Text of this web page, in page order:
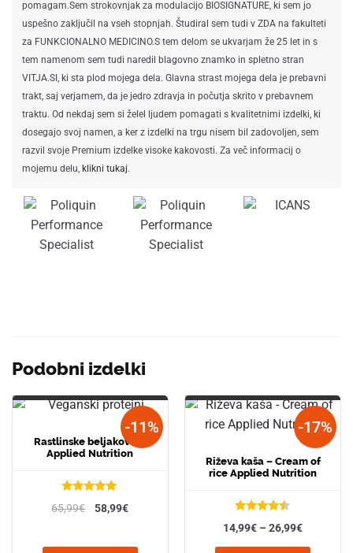
pomagam.Sem strokovnjak za modulacijo BIOSIGNATURE, ki sem jo
uspešno zaključil na vseh stopnjah. Študiral sem tudi v ZDA na fakulteti
za FUNKCIONALNO MEDICINO.S tem delom se ukvarjam že 25 let in s
tem namenom sem tudi naredil blagovno znamko in spletno stran
VITJA.SI, ki sta plod mojega dela. Glavna strast mojega dela je prebavni
trakt, saj verjamem, da je jedro zdravja in počutja skrito v prebavnem
traktu. Od nekdaj sem si želel ljudem pomagati s kvalitetnimi izdelki, ki
dosegajo svoj namen, a ker z izdelki na trgu nisem bil zadovoljen, sem
razvil svoje Premium izdelke visoke kakovosti. Za več informacij o
mojemu delu, klikni tukaj.
Podobni izdelki
-11%
Rastlinske beljakovine
Applied Nutrition
65,99€ 58,99€
-17%
Riževa kaša – Cream of
rice Applied Nutrition
14,99€ – 26,99€